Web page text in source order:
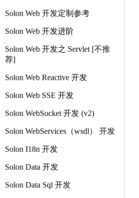
Solon Web 开发定制参考
Solon Web 开发进阶
Solon Web 开发之 Servlet [不推
荐]
Solon Web Reactive 开发
Solon Web SSE 开发
Solon WebSocket 开发 (v2)
Solon WebServices（wsdl） 开发
Solon I18n 开发
Solon Data 开发
Solon Data Sql 开发